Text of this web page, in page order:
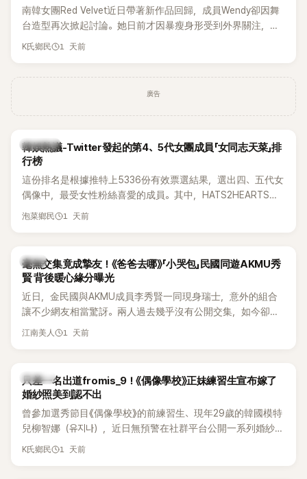
南韓女團Red Velvet近日帶著新作品回歸，成員Wendy卻因舞
台造型再次掀起討論。她日前才因暴瘦身形受到外界關注，又
被質疑在舞台上使用臀墊，如今最新打歌舞台曝光後，再度因
K氏鄉民 1 天前
廣告
熱議討論
韓娛熱議-Twitter發起的第4、5代女團成員「女同志天菜」排
行榜
這份排名是根據推特上5336份有效票選結果，選出四、五代女
偶像中，最受女性粉絲喜愛的成員。其中，HATS2HEARTS成
員包攬了前三名，展現了她們在女性社群中的高人氣。
泡菜鄉民 1 天前
韓星
毫無交集竟成摯友！《爸爸去哪》「小哭包」民國同遊AKMU秀
賢 背後暖心緣分曝光
近日，金民國與AKMU成員李秀賢一同現身瑞士，意外的組合
讓不少網友相當驚訝。兩人過去幾乎沒有公開交集，如今卻一
起踏上瑞士之旅，也讓粉絲紛紛好奇：「他們到底是怎麼認識
江南美人 1 天前
K-POP
只差一名出道fromis_9！《偶像學校》正妹練習生宣布嫁了
婚紗照美到認不出
曾參加選秀節目《偶像學校》的前練習生、現年29歲的韓國模特
兒柳智娜（유지나），近日無預警在社群平台公開一系列婚紗
照，親自宣布即將步入婚姻，消息曝光後讓不少曾追看節目的
K氏鄉民 1 天前